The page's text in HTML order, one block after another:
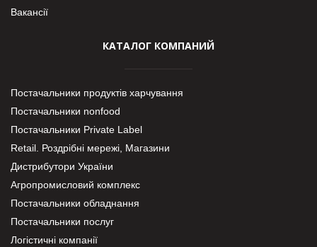
Вакансії
КАТАЛОГ КОМПАНИЙ
Постачальники продуктів харчування
Постачальники nonfood
Постачальники Private Label
Retail. Роздрібні мережі, Магазини
Дистрибутори України
Агропромисловий комплекс
Постачальники обладнання
Постачальники послуг
Логістичні компанії